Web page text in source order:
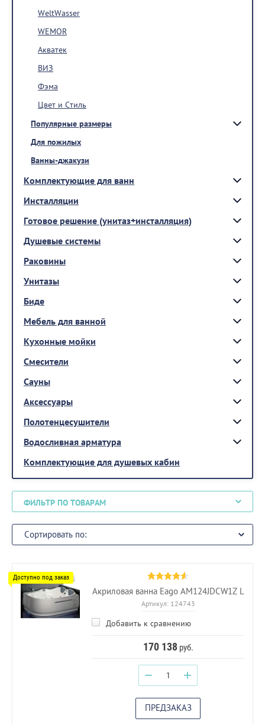
WeltWasser
WEMOR
Акватек
ВИЗ
Фэма
Цвет и Стиль
Популярные размеры
Для пожилых
Ванны-джакузи
Комплектующие для ванн
Инсталляции
Готовое решение (унитаз+инсталляция)
Душевые системы
Раковины
Унитазы
Биде
Мебель для ванной
Кухонные мойки
Смесители
Сауны
Аксессуары
Полотенцесушители
Водосливная арматура
Комплектующие для душевых кабин
ФИЛЬТР ПО ТОВАРАМ
Сортировать по:
Акриловая ванна Eago AM124JDCW1Z L
Артикул:124743
Добавить к сравнению
170 138руб.
− +
ПРЕДЗАКАЗ